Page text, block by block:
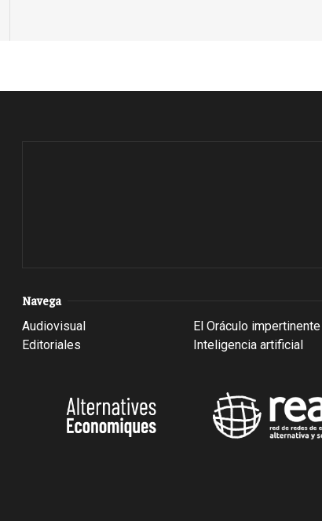
Navega
Audiovisual
Editoriales
El Oráculo impertinente
Inteligencia artificial